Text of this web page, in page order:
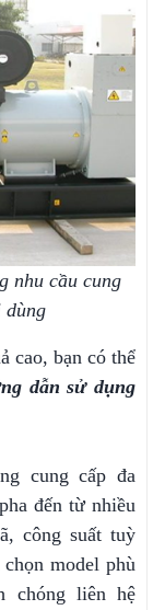
nhu cầu cung
dùng
cao, bạn có thể
dẫn sử dụng
cung cấp đa
đến từ nhiều
công suất tuỳ
model phù
chóng liên hệ